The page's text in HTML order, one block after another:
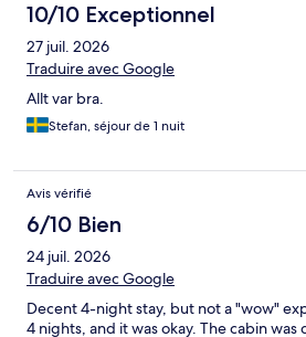
10/10 Exceptionnel
27 juil. 2026
Traduire avec Google
Allt var bra.
Stefan, séjour de 1 nuit
Avis vérifié
6/10 Bien
24 juil. 2026
Traduire avec Google
Decent 4-night stay, but not a "wow"
4 nights, and it was okay. The cabin was